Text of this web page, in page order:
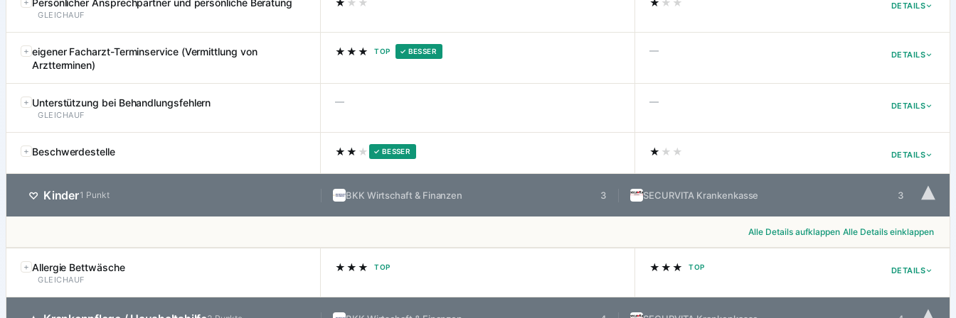
DETAILS
Persönlicher Ansprechpartner und persönliche Beratung
GLEICHAUF
★ ★★ ★ ★★
DETAILS
eigener Facharzt-Terminservice (Vermittlung von
Arztterminen)
★★★ TOP ✓ BESSER —
DETAILS
Unterstützung bei Behandlungsfehlern
GLEICHAUF
— —
DETAILS
Beschwerdestelle ★★ ★ ✓ BESSER ★ ★★
♡ Kinder1 Punkt BKK Wirtschaft & Finanzen 3 SECURVITA Krankenkasse 3 ▾
Alle Details aufklappen Alle Details einklappen
DETAILS
Allergie Bettwäsche
GLEICHAUF
★★★ TOP ★★★ TOP